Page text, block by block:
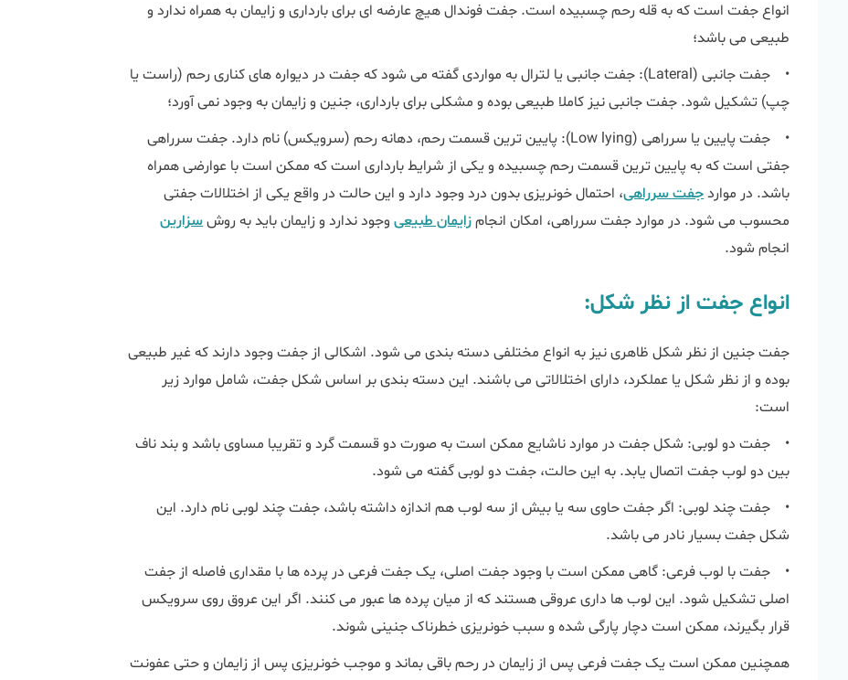
انواع جفت است که به قله رحم چسبیده است. جفت فوندال هیچ عارضه ای برای بارداری و زایمان به همراه ندارد و
طبیعی می باشد؛
• جفت جانبی (Lateral): جفت جانبی یا لترال به مواردی گفته می شود که جفت در دیواره های کناری رحم (راست یا
چپ) تشکیل شود. جفت جانبی نیز کاملا طبیعی بوده و مشکلی برای بارداری، جنین و زایمان به وجود نمی آورد؛
• جفت پایین یا سرراهی (Low lying): پایین ترین قسمت رحم، دهانه رحم (سرویکس) نام دارد. جفت سرراهی
جفتی است که به پایین ترین قسمت رحم چسبیده و یکی از شرایط بارداری است که ممکن است با عوارضی همراه
باشد. در مواردجفت سرراهی، احتمال خونریزی بدون درد وجود دارد و این حالت در واقع یکی از اختلالات جفتی
محسوب می شود. در موارد جفت سرراهی، امکان انجامزایمان طبیعیوجود ندارد و زایمان باید به روشسزارین
انجام شود.
انواع جفت از نظر شکل:
جفت جنین از نظر شکل ظاهری نیز به انواع مختلفی دسته بندی می شود. اشکالی از جفت وجود دارند که غیر طبیعی
بوده و از نظر شکل یا عملکرد، دارای اختلالاتی می باشند. این دسته بندی بر اساس شکل جفت، شامل موارد زیر
است:
• جفت دو لوبی: شکل جفت در موارد ناشایع ممکن است به صورت دو قسمت گرد و تقریبا مساوی باشد و بند ناف
بین دو لوب جفت اتصال یابد. به این حالت، جفت دو لوبی گفته می شود.
• جفت چند لوبی: اگر جفت حاوی سه یا بیش از سه لوب هم اندازه داشته باشد، جفت چند لوبی نام دارد. این
شکل جفت بسیار نادر می باشد.
• جفت با لوب فرعی: گاهی ممکن است با وجود جفت اصلی، یک جفت فرعی در پرده ها با مقداری فاصله از جفت
اصلی تشکیل شود. این لوب ها داری عروقی هستند که از میان پرده ها عبور می کنند. اگر این عروق روی سرویکس
قرار بگیرند، ممکن است دچار پارگی شده و سبب خونریزی خطرناک جنینی شوند.
همچنین ممکن است یک جفت فرعی پس از زایمان در رحم باقی بماند و موجب خونریزی پس از زایمان و حتی عفونت